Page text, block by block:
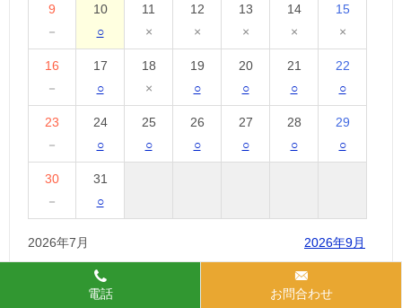
9
－
10
○
11
×
12
×
13
×
14
×
15
×
16
－
17
○
18
×
19
○
20
○
21
○
22
○
23
－
24
○
25
○
26
○
27
○
28
○
29
○
30
－
31
○
2026年7月 2026年9月
電話 お問合わせ